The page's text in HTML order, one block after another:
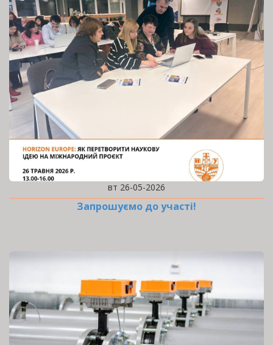
вт 26-05-2026
Запрошуємо до участі!